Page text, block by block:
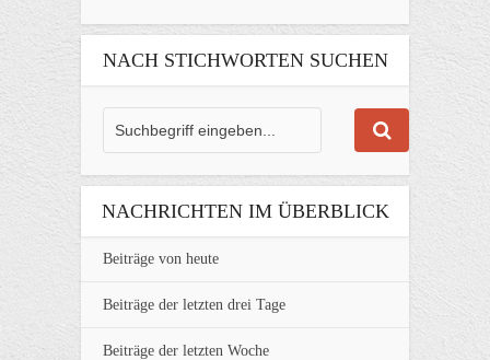
NACH STICHWORTEN SUCHEN
NACHRICHTEN IM ÜBERBLICK
Beiträge von heute
Beiträge der letzten drei Tage
Beiträge der letzten Woche